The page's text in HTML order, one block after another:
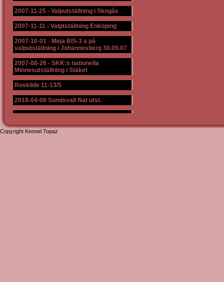
2007-11-25 - Valputställning i Skogås
2007-11-11 - Valptställning Enköping
2007-10-01 - Meja BIS-3 a på
valputställning i Johannesberg 30.09.07
2007-08-26 - SKK:s nationella
Minnesutställning i Stäket
Roskilde 11-13/5
2018-04-08 Sundsvall Nat utst.
Copyright Kennel Topaz